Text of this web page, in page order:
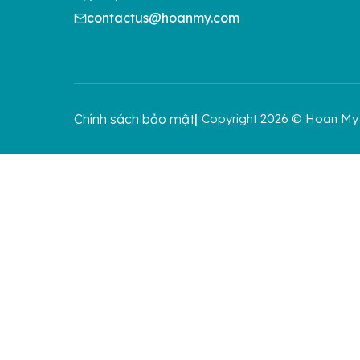
contactus@hoanmy.com
Chính sách bảo mật Copyright 2026 © Hoan